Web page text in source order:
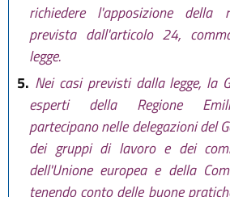
richiedere l'apposizione della
prevista dall'articolo 24,
legge.
5. Nei casi previsti dalla legge, la
esperti della Regione
partecipano nelle delegazioni del
dei gruppi di lavoro e dei
dell'Unione europea e della
tenendo conto delle buone